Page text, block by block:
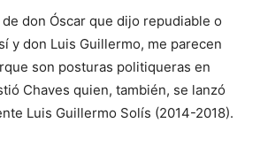
don Óscar que dijo repudiable o
y don Luis Guillermo, me parecen
son posturas politiqueras en
Chaves quien, también, se lanzó
Luis Guillermo Solís (2014-2018).